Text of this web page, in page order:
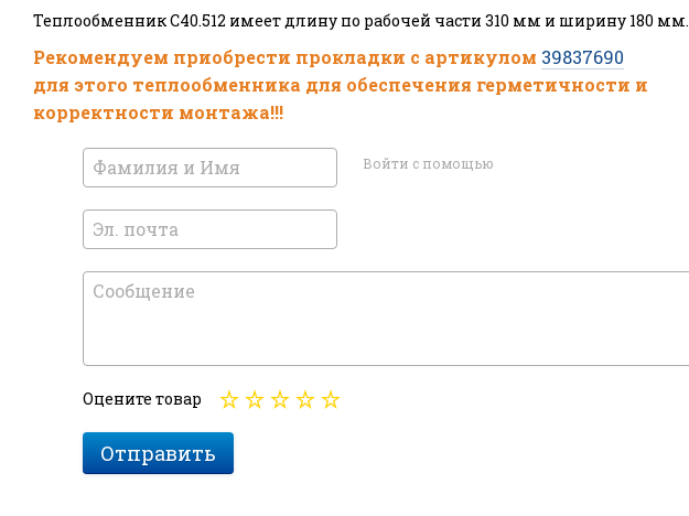
Теплообменник С40.512 имеет длину по рабочей части 310 мм и ширину 180 мм.
Рекомендуем приобрести прокладки с артикулом 39837690
для этого теплообменника для обеспечения герметичности и
корректности монтажа!!!
Войти с помощью
Оцените товар
Отправить